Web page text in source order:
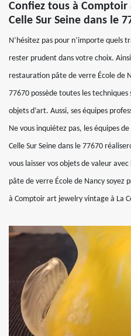
Confiez tous à
Celle Sur Seine dans le
N’hésitez pas pour n’importe quels
rester prudent dans votre choix.
restauration pâte de verre École de
77670 possède toutes les
objets d’art. Aussi, ses équipes
Ne vous inquiétez pas, les équipes
Celle Sur Seine dans le 77670
vous laisser vos objets de valeur
pâte de verre École de Nancy soyez
à Comptoir art jewelry vintage à La